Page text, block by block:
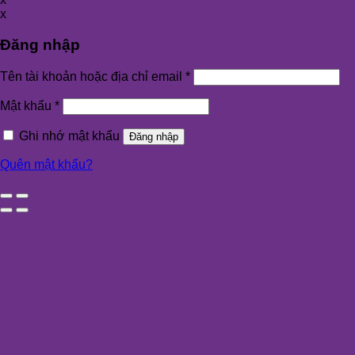
x
Đăng nhập
Tên tài khoản hoặc địa chỉ email *
Mật khẩu *
Ghi nhớ mật khẩu Đăng nhập
Quên mật khẩu?